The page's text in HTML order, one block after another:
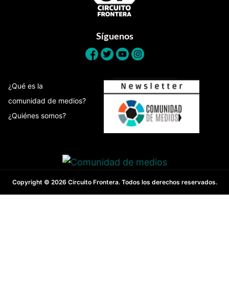
Síguenos
¿Qué es la
comunidad de medios?
¿Quiénes somos?
Copyright © 2026 Circuito Frontera. Todos los derechos reservados.